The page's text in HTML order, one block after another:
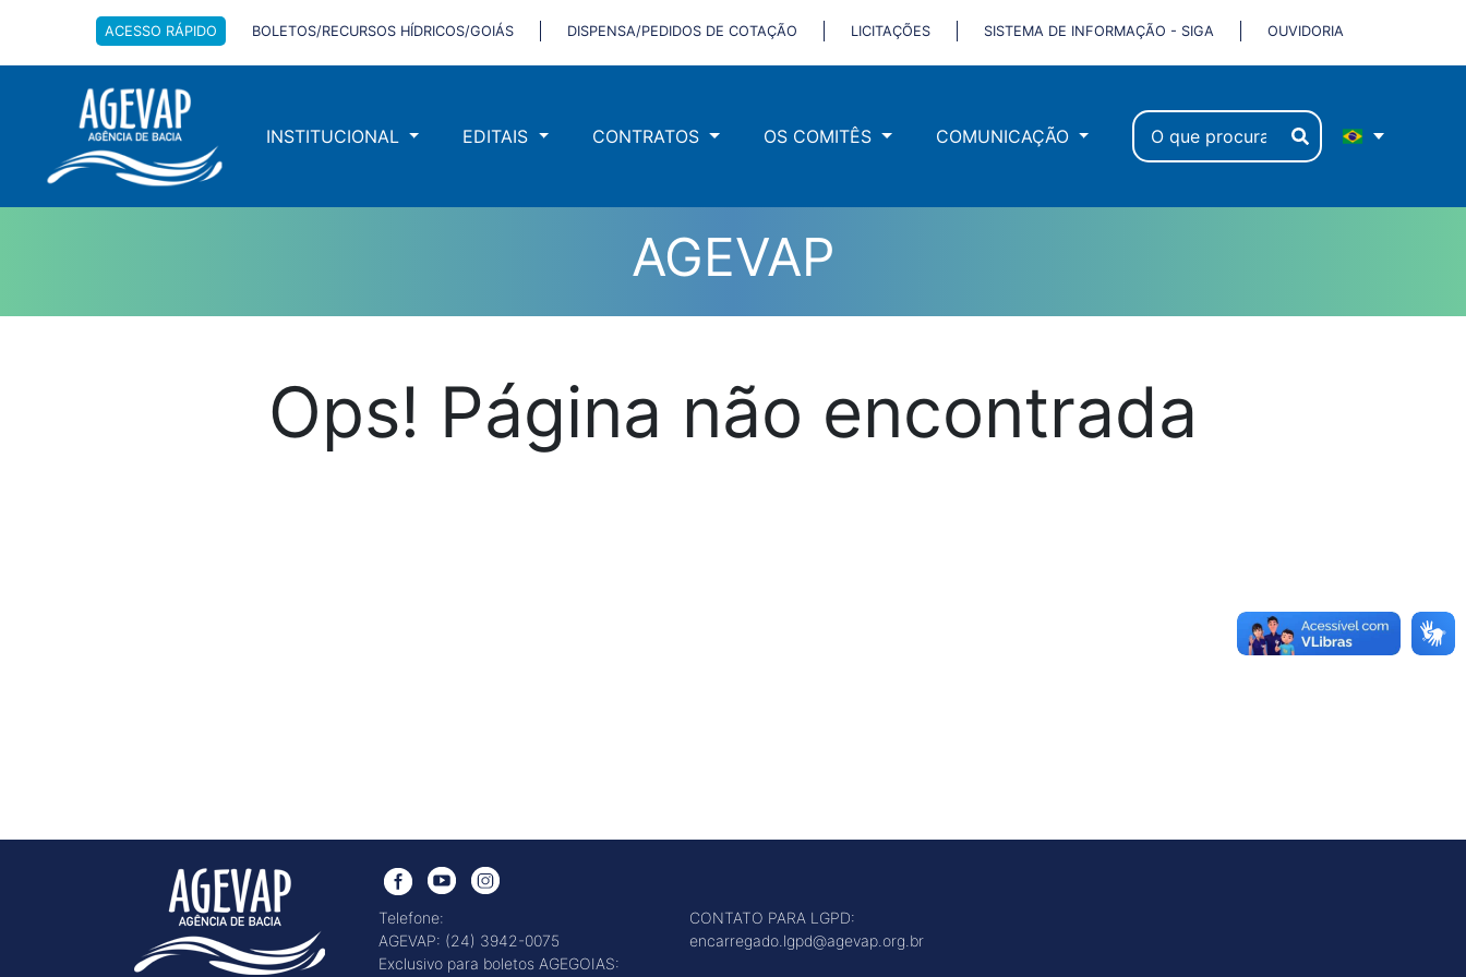
ACESSO RÁPIDO BOLETOS/RECURSOS HÍDRICOS/GOIÁS DISPENSA/PEDIDOS DE COTAÇÃO LICITAÇÕES SISTEMA DE INFORMAÇÃO - SIGA OUVIDORIA
INSTITUCIONAL EDITAIS CONTRATOS OS COMITÊS COMUNICAÇÃO
AGEVAP
Ops! Página não encontrada
Telefone:
AGEVAP: (24) 3942-0075
Exclusivo para boletos AGEGOIAS:
CONTATO PARA LGPD:
encarregado.lgpd@agevap.org.br